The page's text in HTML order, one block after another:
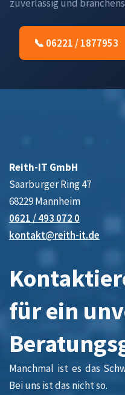
zuverlässig und
📞 06221 / 1877953
Reith-IT GmbH
Saarburger Ring 47
68229 Mannheim
0621 / 493 072 0
kontakt@reith-it.de
für ein
Manchmal ist es das
Bei uns ist das nicht so.